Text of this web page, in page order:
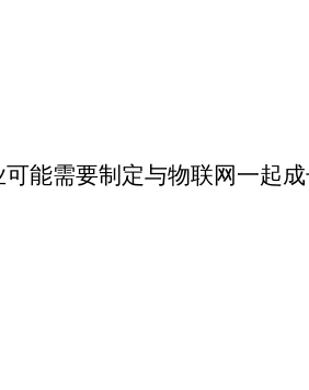
低带宽、低功耗、大量连接的物联网